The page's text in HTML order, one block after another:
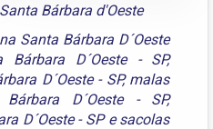
Bárbara d'Oeste
Santa Bárbara D´Oeste
Bárbara D´Oeste - SP,
D´Oeste - SP, malas
D´Oeste - SP,
D´Oeste - SPesacolas